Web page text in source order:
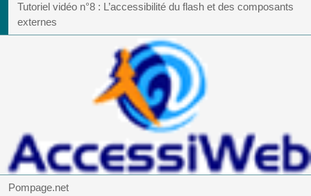
Tutoriel vidéo n°8 : L’accessibilité du flash et des composants
externes
Pompage.net